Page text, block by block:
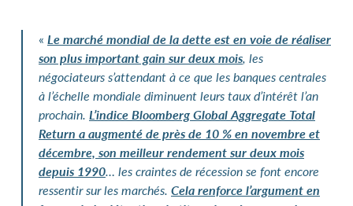
« Le marché mondial de la dette est en voie de réaliser
son plus important gain sur deux mois, les
négociateurs s’attendant à ce que les banques centrales
à l’échelle mondiale diminuent leurs taux d’intérêt l’an
prochain. L’indice Bloomberg Global Aggregate Total
Return a augmenté de près de 10 % en novembre et
décembre, son meilleur rendement sur deux mois
depuis 1990… les craintes de récession se font encore
ressentir sur les marchés. Cela renforce l’argument en